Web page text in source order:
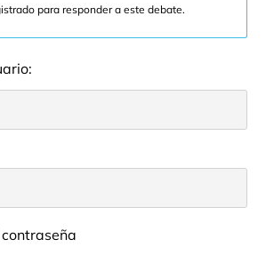
para responder a este debate.